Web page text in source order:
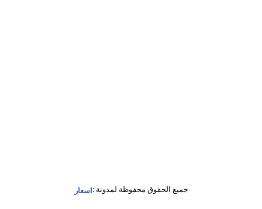
جميع الحقوق محفوظة لمدونة :اسعار